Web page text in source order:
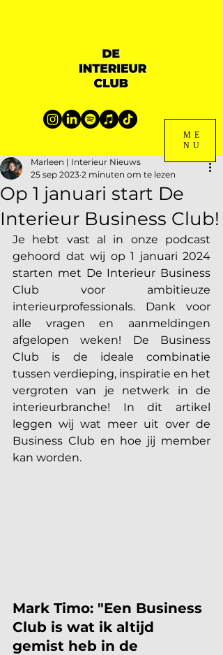
ME
NU
Op 1 januari start De
Interieur Business Club!
Marleen | Interieur Nieuws
25 sep 2023 2 minuten om te lezen
Je hebt vast al in onze podcast
gehoord dat wij op 1 januari 2024
starten met De Interieur Business
Club voor ambitieuze
interieurprofessionals. Dank voor
alle vragen en aanmeldingen
afgelopen weken! De Business
Club is de ideale combinatie
tussen verdieping, inspiratie en het
vergroten van je netwerk in de
interieurbranche! In dit artikel
leggen wij wat meer uit over de
Business Club en hoe jij member
kan worden.
Mark Timo: "Een Business
Club is wat ik altijd
gemist heb in de